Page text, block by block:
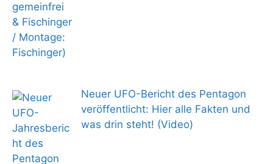
Neuer UFO-Bericht des Pentagon
veröffentlicht: Hier alle Fakten und
was drin steht! (Video)